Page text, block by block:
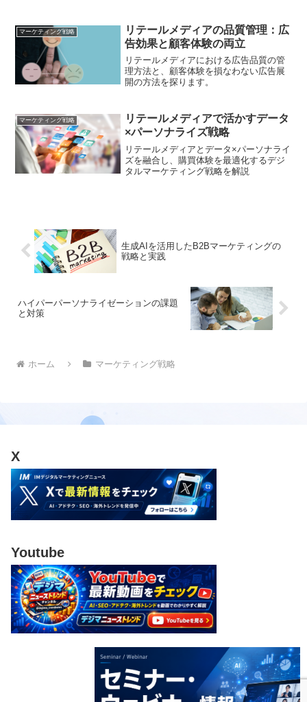
マーケティング戦略
リテールメディアの品質管理：広
告効果と顧客体験の両立
リテールメディアにおける広告品質の管
理方法と、顧客体験を損なわない広告展
開の方法を探ります。
マーケティング戦略
リテールメディアで活かすデータ
×パーソナライズ戦略
リテールメディアとデータ×パーソナライ
ズを融合し、購買体験を最適化するデジ
タルマーケティング戦略を解説
生成AIを活用したB2Bマーケティングの
戦略と実践
ハイパーパーソナライゼーションの課題
と対策
ホーム マーケティング戦略
X
Youtube